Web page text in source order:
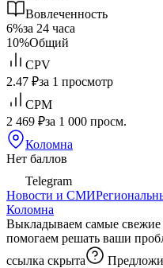
Вовлеченность
6%за 24 часа
10%Общий
CPV
2.47 ₽за 1 просмотр
CPM
2 469 ₽за 1 000 просм.
Коломна
Нет баллов
Telegram
Новости и СМИ
Коломна
Выкладываем самые свежие
помогаем решать ваши
ссылка скрыта